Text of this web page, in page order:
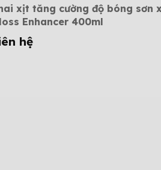
xịt tăng cường độ bóng sơn
Enhancer 400ml
hệ